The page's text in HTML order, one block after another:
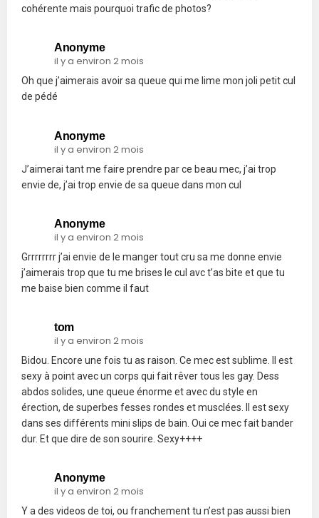
cohérente mais pourquoi trafic de photos?
Anonyme
il y a environ 2 mois
Oh que j’aimerais avoir sa queue qui me lime mon joli petit cul
de pédé
Anonyme
il y a environ 2 mois
J’aimerai tant me faire prendre par ce beau mec, j’ai trop
envie de, j’ai trop envie de sa queue dans mon cul
Anonyme
il y a environ 2 mois
Grrrrrrrr j’ai envie de le manger tout cru sa me donne envie
j’aimerais trop que tu me brises le cul avc t’as bite et que tu
me baise bien comme il faut
tom
il y a environ 2 mois
Bidou. Encore une fois tu as raison. Ce mec est sublime. Il est
sexy à point avec un corps qui fait rêver tous les gay. Dess
abdos solides, une queue énorme et avec du style en
érection, de superbes fesses rondes et musclées. Il est sexy
dans ses différents mini slips de bain. Oui ce mec fait bander
dur. Et que dire de son sourire. Sexy++++
Anonyme
il y a environ 2 mois
Y a des videos de toi, ou franchement tu n’est pas aussi bien